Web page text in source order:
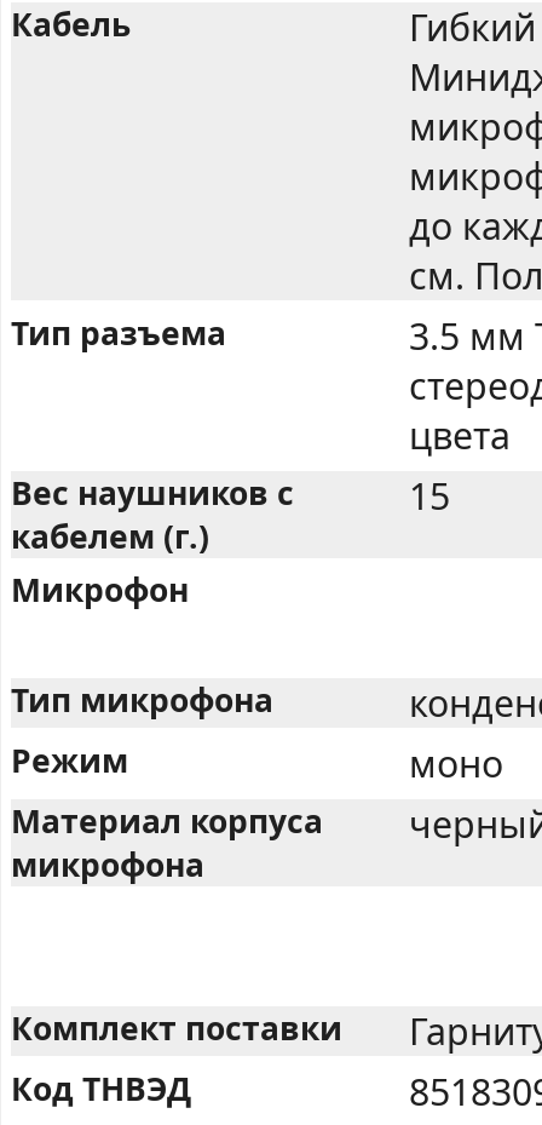
Кабель
до
см.
Тип разъема
3.5 мм
цвета
Вес наушников с
кабелем (г.)
15
Микрофон
Тип микрофона
Режим моно
Материал корпуса
микрофона
Комплект поставки
Код ТНВЭД